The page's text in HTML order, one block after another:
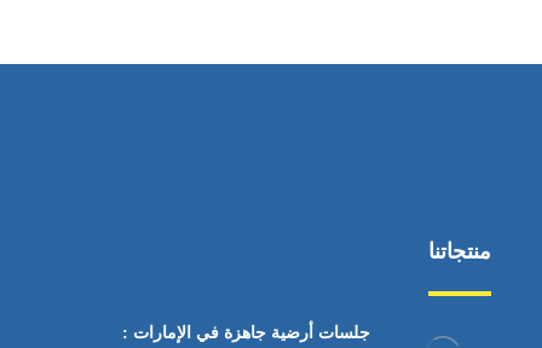
منتجاتنا
جلسات أرضية جاهزة في الإمارات :